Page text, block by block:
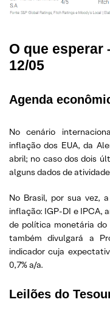
O que esperar
12/05
Agenda
No cenário
inflação dos EUA, da
abril; no caso dos dois
alguns dados de
No Brasil, por sua vez,
inflação: IGP-DI e IPCA,
de política monetária do
também divulgará a
indicador cuja
0,7% a/a.
Leilões do